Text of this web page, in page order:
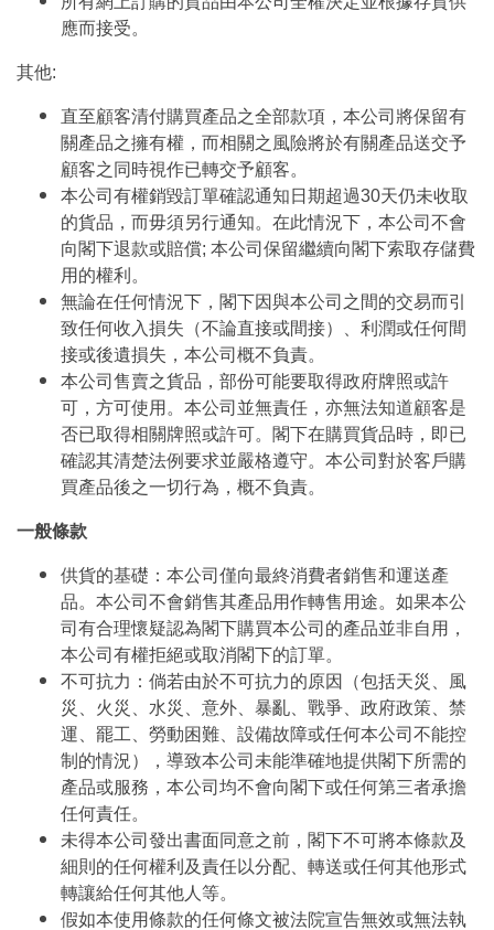
應而接受。
其他:
直至顧客清付購買產品之全部款項，本公司將保留有
關產品之擁有權，而相關之風險將於有關產品送交予
顧客之同時視作已轉交予顧客。
本公司有權銷毀訂單確認通知日期超過30天仍未收取
的貨品，而毋須另行通知。在此情況下，本公司不會
向閣下退款或賠償; 本公司保留繼續向閣下索取存儲費
用的權利。
無論在任何情況下，閣下因與本公司之間的交易而引
致任何收入損失（不論直接或間接）、利潤或任何間
接或後遺損失，本公司概不負責。
本公司售賣之貨品，部份可能要取得政府牌照或許
可，方可使用。本公司並無責任，亦無法知道顧客是
否已取得相關牌照或許可。閣下在購買貨品時，即已
確認其清楚法例要求並嚴格遵守。本公司對於客戶購
買產品後之一切行為，概不負責。
一般條款
供貨的基礎：本公司僅向最終消費者銷售和運送產
品。本公司不會銷售其產品用作轉售用途。如果本公
司有合理懷疑認為閣下購買本公司的產品並非自用，
本公司有權拒絕或取消閣下的訂單。
不可抗力：倘若由於不可抗力的原因（包括天災、風
災、火災、水災、意外、暴亂、戰爭、政府政策、禁
運、罷工、勞動困難、設備故障或任何本公司不能控
制的情況），導致本公司未能準確地提供閣下所需的
產品或服務，本公司均不會向閣下或任何第三者承擔
任何責任。
未得本公司發出書面同意之前，閣下不可將本條款及
細則的任何權利及責任以分配、轉送或任何其他形式
轉讓給任何其他人等。
假如本使用條款的任何條文被法院宣告無效或無法執